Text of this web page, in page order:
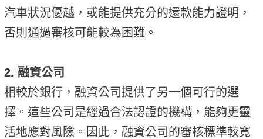
汽車狀況優越，或能提供充分的還款能力證明，
否則通過審核可能較為困難。
2. 融資公司
相較於銀行，融資公司提供了另一個可行的選
擇。這些公司是經過合法認證的機構，能夠更靈
活地應對風險。因此，融資公司的審核標準較寬